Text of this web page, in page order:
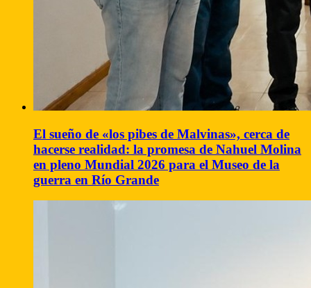
El sueño de «los pibes de Malvinas», cerca de
hacerse realidad: la promesa de Nahuel Molina
en pleno Mundial 2026 para el Museo de la
guerra en Río Grande